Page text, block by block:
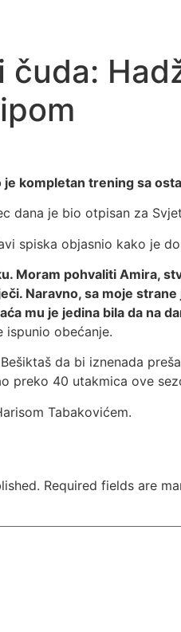
čuda:
kompletan trening sa
dana je bio otpisan za
spiska objasnio kako je
Moram pohvaliti Amira,
Naravno, sa moje
mu je jedina bila da na
ispunio obećanje.
da bi iznenada
preko 40 utakmica ove
Tabakovićem.
Required fields are